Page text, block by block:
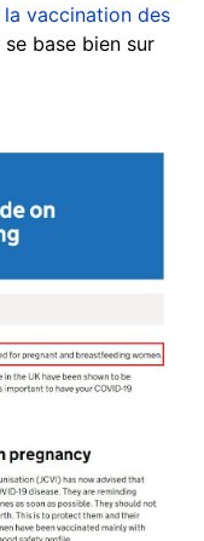
vaccination des
base bien sur